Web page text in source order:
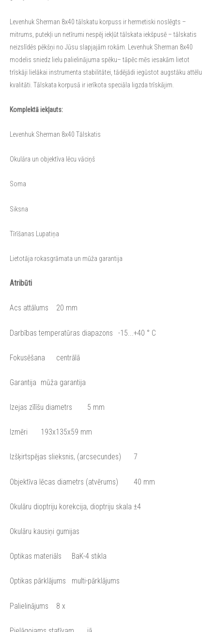
Levenhuk Sherman 8x40 tālskatu korpuss ir hermetiski noslēgts –
mitrums, putekļi un netīrumi nespēj iekļūt tālskata iekšpusē – tālskatis
neizslīdēs pēkšņi no Jūsu slapjajām rokām. Levenhuk Sherman 8x40
modelis sniedz lielu palielinājuma spēku– tāpēc mēs iesakām lietot
trīskāji lielākai instrumenta stabilitātei, tādējādi iegūstot augstāku attēlu
kvalitāti. Tālskata korpusā ir ierīkota speciāla ligzda trīskājim.
Komplektā iekļauts:
Levenhuk Sherman 8x40 Tālskatis
Okulāra un objektīva lēcu vāciņš
Soma
Siksna
Tīrīšanas Lupatiņa
Lietotāja rokasgrāmata un mūža garantija
Atribūti
Acs attālums 20 mm
Darbības temperatūras diapazons -15...+40 ° C
Fokusēšana centrālā
Garantija mūža garantija
Izejas zīlīšu diametrs 5 mm
Izmēri 193x135x59 mm
Izšķirtspējas slieksnis, (arcsecundes) 7
Objektīva lēcas diametrs (atvērums) 40 mm
Okulāru dioptriju korekcija, dioptriju skala ±4
Okulāru kausiņi gumijas
Optikas materiāls BaK-4 stikla
Optikas pārklājums multi-pārklājums
Palielinājums 8 x